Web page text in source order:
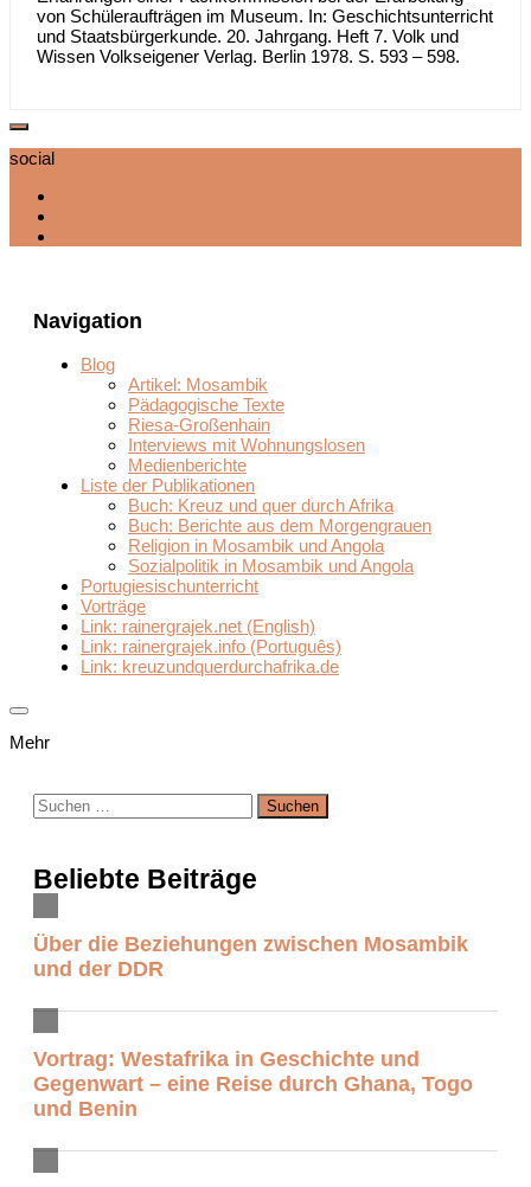
von Schüleraufträgen im Museum. In: Geschichtsunterricht
und Staatsbürgerkunde. 20. Jahrgang. Heft 7. Volk und
Wissen Volkseigener Verlag. Berlin 1978. S. 593 – 598.
social
Navigation
Blog
Artikel: Mosambik
Pädagogische Texte
Riesa-Großenhain
Interviews mit Wohnungslosen
Medienberichte
Liste der Publikationen
Buch: Kreuz und quer durch Afrika
Buch: Berichte aus dem Morgengrauen
Religion in Mosambik und Angola
Sozialpolitik in Mosambik und Angola
Portugiesischunterricht
Vorträge
Link: rainergrajek.net (English)
Link: rainergrajek.info (Português)
Link: kreuzundquerdurchafrika.de
Mehr
Suchen
nach:
Beliebte Beiträge
Über die Beziehungen zwischen Mosambik
und der DDR
Vortrag: Westafrika in Geschichte und
Gegenwart – eine Reise durch Ghana, Togo
und Benin